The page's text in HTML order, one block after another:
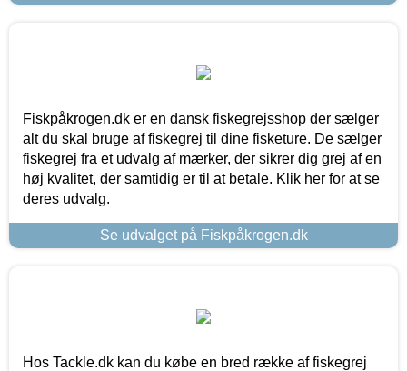
Fiskpåkrogen.dk er en dansk fiskegrejsshop der sælger
alt du skal bruge af fiskegrej til dine fisketure. De sælger
fiskegrej fra et udvalg af mærker, der sikrer dig grej af en
høj kvalitet, der samtidig er til at betale. Klik her for at se
deres udvalg.
Se udvalget på Fiskpåkrogen.dk
Hos Tackle.dk kan du købe en bred række af fiskegrej